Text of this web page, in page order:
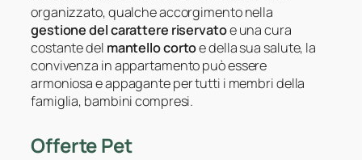
organizzato, qualche accorgimento nella
gestione del carattere riservatoe una cura
costante del mantello cortoe della sua salute, la
convivenza in appartamento può essere
armoniosa e appagante per tutti i membri della
famiglia, bambini compresi.
Offerte Pet